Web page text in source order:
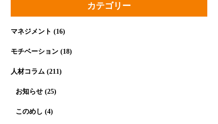
カテゴリー
マネジメント (16)
モチベーション (18)
人材コラム (211)
お知らせ (25)
このめし (4)